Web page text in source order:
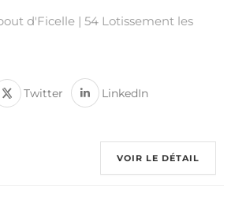
d'Ficelle | 54 Lotissement les
Twitter LinkedIn
VOIR LE DÉTAIL